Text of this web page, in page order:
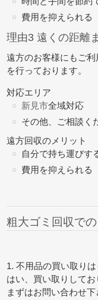
費用を抑えられる
理由3 遠くの距離
遠方のお客様にもご
を行っております。
対応エリア
新見市全域対応
その他、ご相談く
遠方回収のメリット
自分で持ち運びす
費用を抑えられる
粗大ゴミ回収で
1. 不用品の買い取り
はい、買い取りして
まずはお問い合わせ下